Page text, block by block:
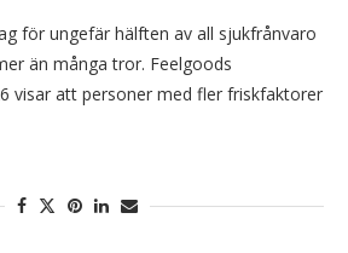
för ungefär hälften av all sjukfrånvaro
än många tror. Feelgoods
visar att personer med fler friskfaktorer